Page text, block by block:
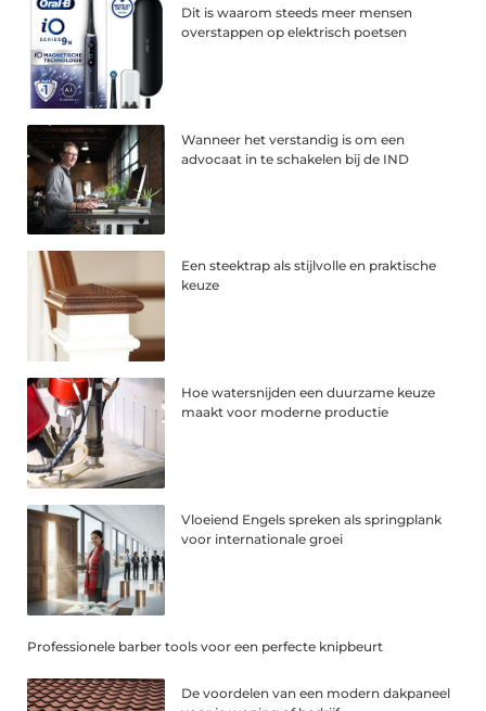
Dit is waarom steeds meer mensen
overstappen op elektrisch poetsen
Wanneer het verstandig is om een
advocaat in te schakelen bij de IND
Een steektrap als stijlvolle en praktische
keuze
Hoe watersnijden een duurzame keuze
maakt voor moderne productie
Vloeiend Engels spreken als springplank
voor internationale groei
Professionele barber tools voor een perfecte knipbeurt
De voordelen van een modern dakpaneel